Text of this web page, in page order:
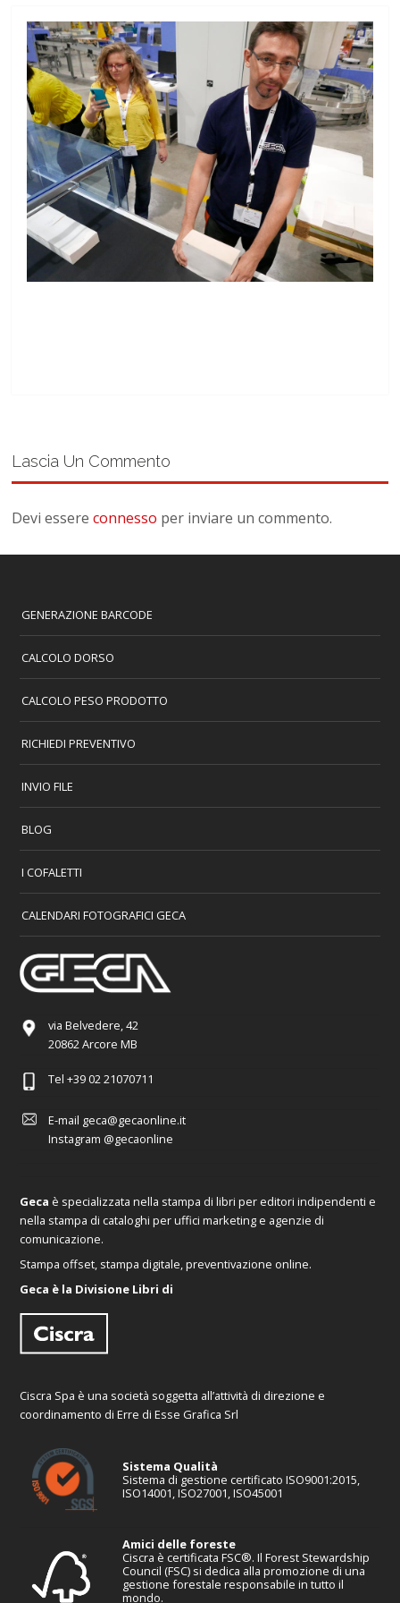
Lascia Un Commento
Devi essereconnesso per inviare un commento.
GENERAZIONE BARCODE
CALCOLO DORSO
CALCOLO PESO PRODOTTO
RICHIEDI PREVENTIVO
INVIO FILE
BLOG
I COFALETTI
CALENDARI FOTOGRAFICI GECA
via Belvedere, 42
20862 Arcore MB
Tel +39 02 21070711
E-mail geca@gecaonline.it
Instagram @gecaonline
Geca è specializzata nella stampa di libri per editori indipendenti e
nella stampa di cataloghi per uffici marketing e agenzie di
comunicazione.
Stampa offset, stampa digitale, preventivazione online.
Geca è la Divisione Libri di
Ciscra Spa è una società soggetta all’attività di direzione e
coordinamento di Erre di Esse Grafica Srl
Sistema Qualità
Sistema di gestione certificato ISO9001:2015,
ISO14001, ISO27001, ISO45001
Amici delle foreste
Ciscra è certificata FSC®. Il Forest Stewardship
Council (FSC) si dedica alla promozione di una
gestione forestale responsabile in tutto il
mondo.